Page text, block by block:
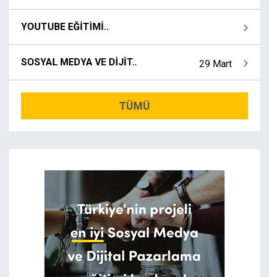
YOUTUBE EĞİTİMİ..
SOSYAL MEDYA VE DİJİT.. 29 Mart
TÜMÜ